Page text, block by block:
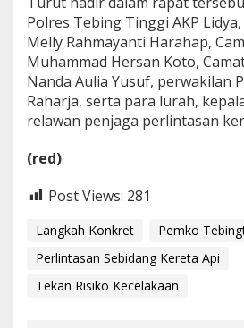
Polres Tebing Tinggi AKP
Melly Rahmayanti Harahap,
Muhammad Hersan Koto,
Nanda Aulia Yusuf, perwakilan
Raharja, serta para lurah,
relawan penjaga perlintasan
(red)
Post Views: 281
Langkah Konkret
Pemko
Perlintasan Sebidang Kereta Api
Tekan Risiko Kecelakaan